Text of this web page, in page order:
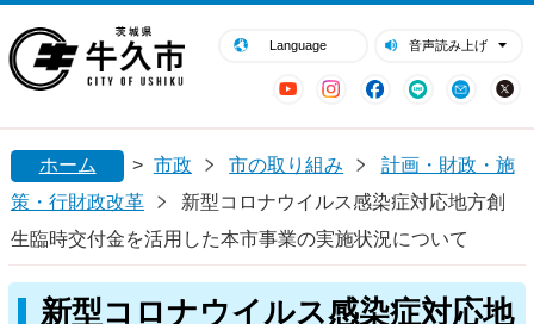
Language 音声読み上げ
YouTubeInstagram
Facebook
LINE Mail
閉じる
ホーム > 市政 市の取り組み
計画・財政・施
策・行財政改革
新型コロナウイルス感染症対応地方創
生臨時交付金を活用した本市事業の実施状況について
新型コロナウイルス感染症対応地